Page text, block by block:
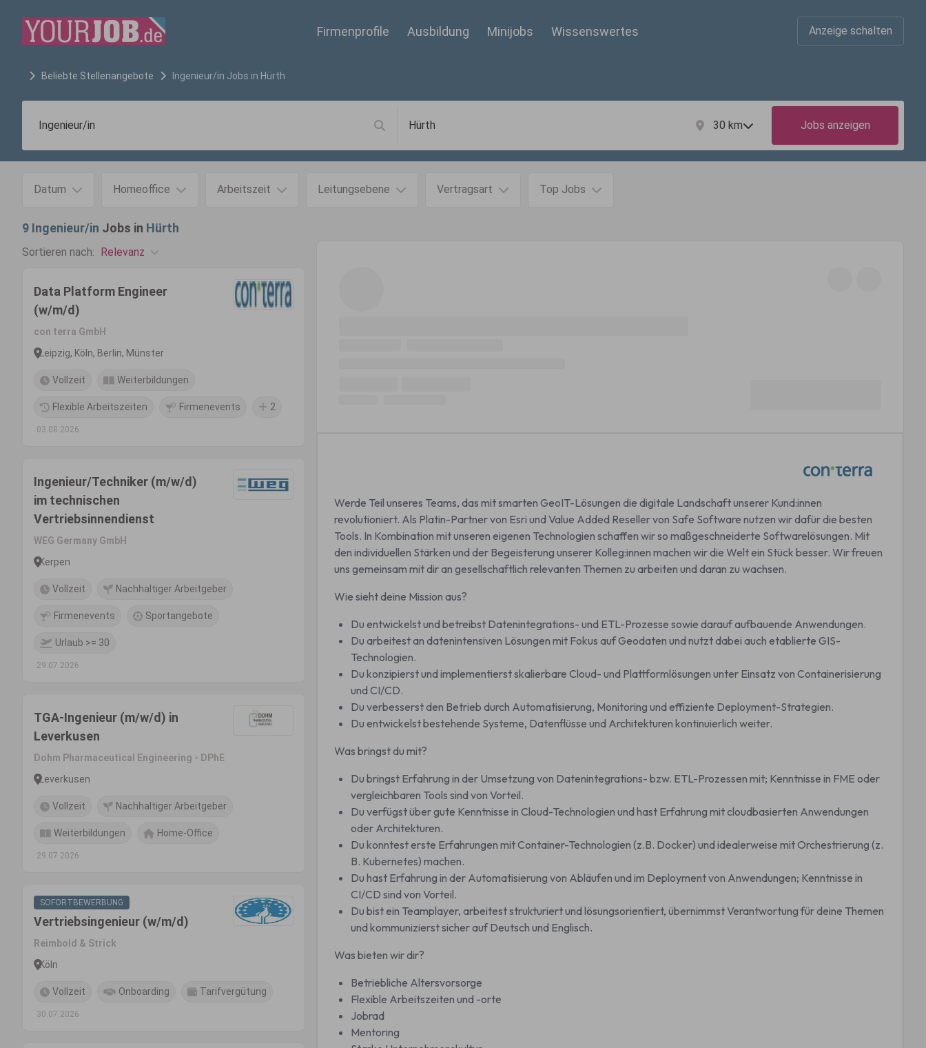
Firmenprofile Ausbildung Minijobs Wissenswertes Anzeige schalten
Beliebte Stellenangebote Ingenieur/in Jobs in Hürth
30 km Jobs anzeigen
Datum Homeoffice Arbeitszeit Leitungsebene Vertragsart Top Jobs
9 Ingenieur/in Jobs in Hürth
Sortieren nach: Relevanz
Data Platform Engineer
(w/m/d)
con terra GmbH
Leipzig, Köln, Berlin, Münster
Vollzeit Weiterbildungen
Flexible Arbeitszeiten Firmenevents 2
03.08.2026
Ingenieur/Techniker (m/w/d)
im technischen
Vertriebsinnendienst
WEG Germany GmbH
Kerpen
Vollzeit Nachhaltiger Arbeitgeber
Firmenevents Sportangebote
Urlaub >= 30
29.07.2026
TGA-Ingenieur (m/w/d) in
Leverkusen
Dohm Pharmaceutical Engineering - DPhE
Leverkusen
Vollzeit Nachhaltiger Arbeitgeber
Weiterbildungen Home-Office
29.07.2026
SOFORTBEWERBUNG
Vertriebsingenieur (w/m/d)
Reimbold & Strick
Köln
Vollzeit Onboarding Tarifvergütung
30.07.2026